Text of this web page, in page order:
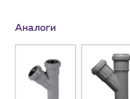
Аналоги